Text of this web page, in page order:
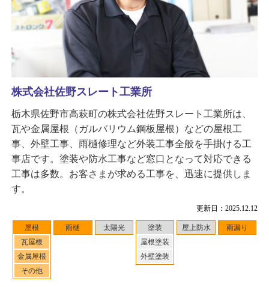
更新日：2025.12.12
屋根
瓦屋根
金属屋根
その他
雨樋 太陽光
塗装
屋根塗装
外壁塗装
屋上防水 雨漏り
株式会社佐野スレート工業所
栃木県佐野市高萩町の株式会社佐野スレート工業所は、
瓦や金属屋根（ガルバリウム鋼板屋根）などの屋根工
事、外壁工事、雨樋修理など外装工事全般を手掛ける工
事店です。塗装や防水工事など窓口となって対応できる
工事は多数。お客さまが求める工事を、迅速に提供しま
す。